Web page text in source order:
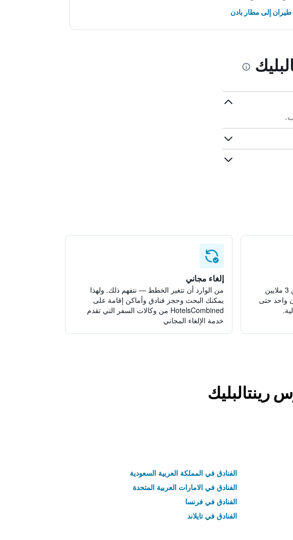
إلى مطار بادن
يبحث HotelsCombined في أكثر من 3 ملايين
واحد حتى
إلغاء مجاني
من الوارد أن تتغير الخطط — نتفهم ذلك. ولهذا
يمكنك البحث وحجز فنادق وأماكن إقامة على
HotelsCombined من وكالات السفر التي تقدم
خدمة الإلغاء المجاني
رينتالبليك
الفنادق في المملكة العربية السعودية
الفنادق في الامارات العربية المتحدة
الفنادق في فرنسا
الفنادق في تايلاند